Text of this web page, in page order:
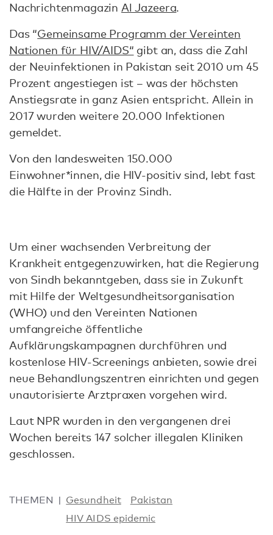
Nachrichtenmagazin Al Jazeera.
Das “Gemeinsame Programm der Vereinten
Nationen für HIV/AIDS“ gibt an, dass die Zahl
der Neuinfektionen in Pakistan seit 2010 um 45
Prozent angestiegen ist – was der höchsten
Anstiegsrate in ganz Asien entspricht. Allein in
2017 wurden weitere 20.000 Infektionen
gemeldet.
Von den landesweiten 150.000
Einwohner*innen, die HIV-positiv sind, lebt fast
die Hälfte in der Provinz Sindh.
Um einer wachsenden Verbreitung der
Krankheit entgegenzuwirken, hat die Regierung
von Sindh bekanntgeben, dass sie in Zukunft
mit Hilfe der Weltgesundheitsorganisation
(WHO) und den Vereinten Nationen
umfangreiche öffentliche
Aufklärungskampagnen durchführen und
kostenlose HIV-Screenings anbieten, sowie drei
neue Behandlungszentren einrichten und gegen
unautorisierte Arztpraxen vorgehen wird.
Laut NPR wurden in den vergangenen drei
Wochen bereits 147 solcher illegalen Kliniken
geschlossen.
THEMEN Gesundheit
Pakistan
HIV AIDS epidemic